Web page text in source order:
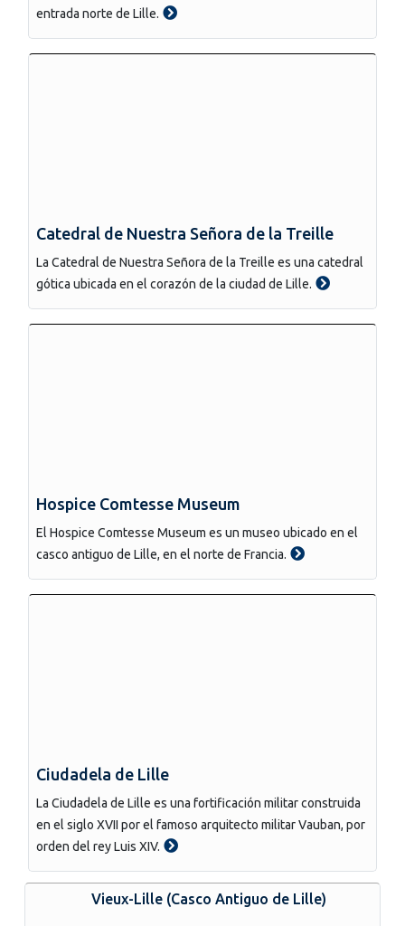
entrada norte de Lille.
Catedral de Nuestra Señora de la Treille
La Catedral de Nuestra Señora de la Treille es una catedral
gótica ubicada en el corazón de la ciudad de Lille.
Hospice Comtesse Museum
El Hospice Comtesse Museum es un museo ubicado en el
casco antiguo de Lille, en el norte de Francia.
Ciudadela de Lille
La Ciudadela de Lille es una fortificación militar construida
en el siglo XVII por el famoso arquitecto militar Vauban, por
orden del rey Luis XIV.
Vieux-Lille (Casco Antiguo de Lille)